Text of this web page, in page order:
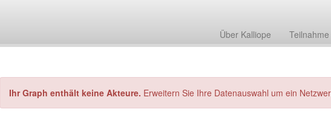
Über Kalliope Teilnahme
Ihr Graph enthält keine Akteure. Erweitern Sie Ihre Datenauswahl um ein